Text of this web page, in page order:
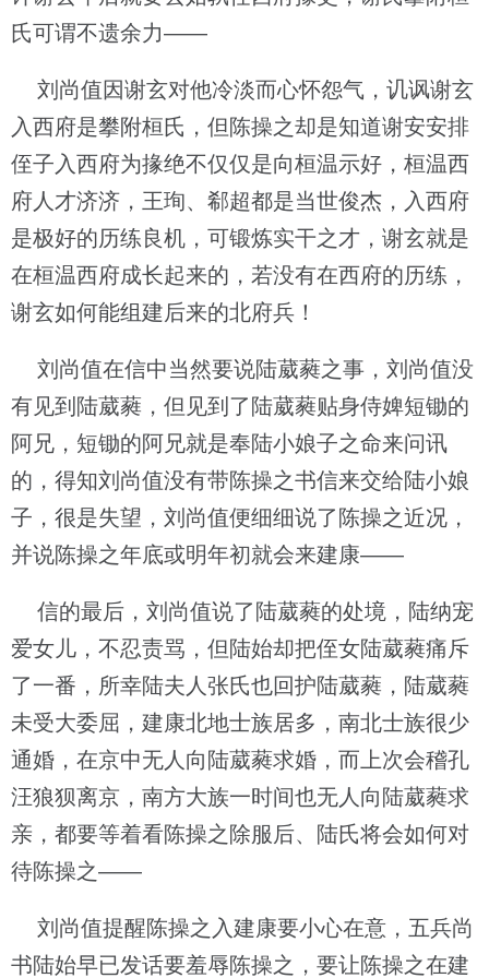
氏可谓不遗余力——
刘尚值因谢玄对他冷淡而心怀怨气，讥讽谢玄
入西府是攀附桓氏，但陈操之却是知道谢安安排
侄子入西府为掾绝不仅仅是向桓温示好，桓温西
府人才济济，王珣、郗超都是当世俊杰，入西府
是极好的历练良机，可锻炼实干之才，谢玄就是
在桓温西府成长起来的，若没有在西府的历练，
谢玄如何能组建后来的北府兵！
刘尚值在信中当然要说陆葳蕤之事，刘尚值没
有见到陆葳蕤，但见到了陆葳蕤贴身侍婢短锄的
阿兄，短锄的阿兄就是奉陆小娘子之命来问讯
的，得知刘尚值没有带陈操之书信来交给陆小娘
子，很是失望，刘尚值便细细说了陈操之近况，
并说陈操之年底或明年初就会来建康——
信的最后，刘尚值说了陆葳蕤的处境，陆纳宠
爱女儿，不忍责骂，但陆始却把侄女陆葳蕤痛斥
了一番，所幸陆夫人张氏也回护陆葳蕤，陆葳蕤
未受大委屈，建康北地士族居多，南北士族很少
通婚，在京中无人向陆葳蕤求婚，而上次会稽孔
汪狼狈离京，南方大族一时间也无人向陆葳蕤求
亲，都要等着看陈操之除服后、陆氏将会如何对
待陈操之——
刘尚值提醒陈操之入建康要小心在意，五兵尚
书陆始早已发话要羞辱陈操之，要让陈操之在建